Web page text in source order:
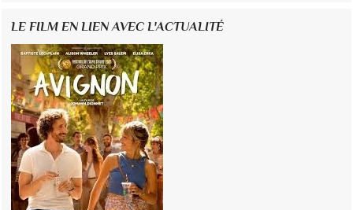
LE FILM EN LIEN AVEC L'ACTUALITÉ